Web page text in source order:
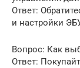
Ответ:
и настройки
Вопрос: Как
Ответ: